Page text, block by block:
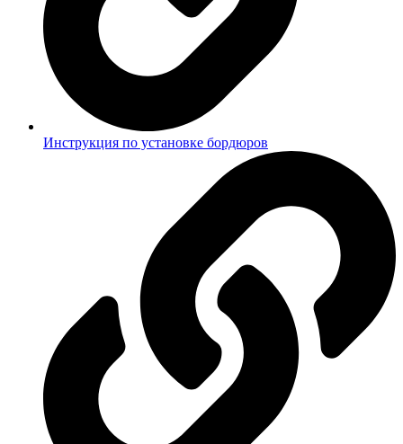
Инструкция по установке бордюров